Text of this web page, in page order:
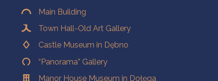
Main Building
Town Hall-Old Art Gallery
Castle Museum in Dębno
“Panorama” Gallery
Manor House Museum in Dołęga